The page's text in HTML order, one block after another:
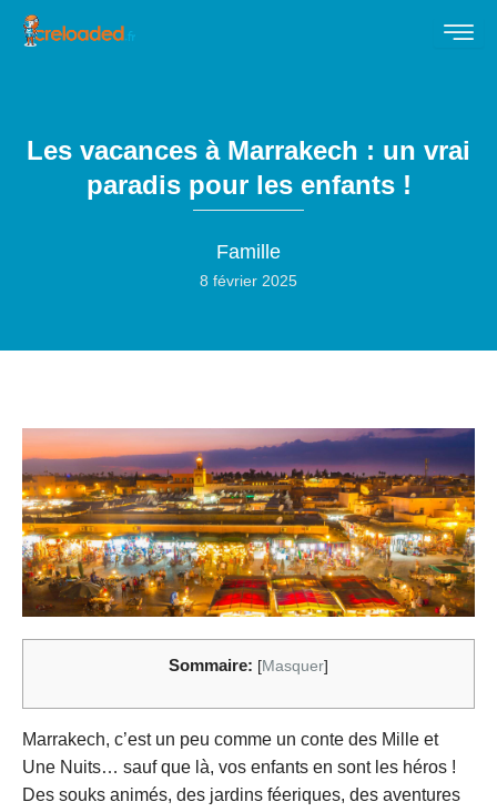
Les vacances à Marrakech : un vrai
paradis pour les enfants !
Famille
8 février 2025
Sommaire: [Masquer]
Marrakech, c’est un peu comme un conte des Mille et
Une Nuits… sauf que là, vos enfants en sont les héros !
Des souks animés, des jardins féeriques, des aventures